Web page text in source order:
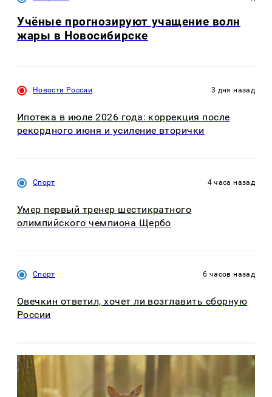
Учёные прогнозируют учащение волн
жары в Новосибирске
Новости России 3 дня назад
Ипотека в июле 2026 года: коррекция после
рекордного июня и усиление вторички
Спорт 4 часа назад
Умер первый тренер шестикратного
олимпийского чемпиона Щербо
Спорт 6 часов назад
Овечкин ответил, хочет ли возглавить сборную
России